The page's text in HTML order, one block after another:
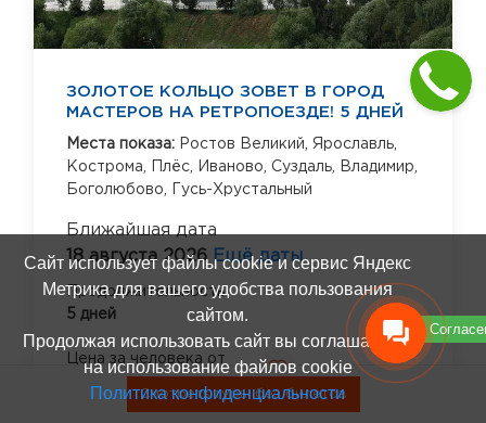
ЗОЛОТОЕ КОЛЬЦО ЗОВЕТ В ГОРОД
МАСТЕРОВ НА РЕТРОПОЕЗДЕ! 5 ДНЕЙ
Места показа: Ростов Великий, Ярославль,
Кострома,
Плёс, Иваново, Суздаль,
Владимир,
Боголюбово,
Гусь-Хрустальный
Ближайшая дата
18 августа 2026 Ещё даты
Продолжительность
5 дней
Цена за человека от
30 600 руб.
Смотреть туры без билетов
Сайт использует файлы cookie и сервис Яндекс
Метрика для вашего удобства пользования
сайтом.
Продолжая использовать сайт вы соглашаетесь
на использование файлов cookie
Политика конфиденциальности